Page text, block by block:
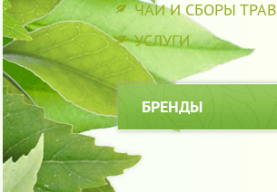
ЧАИ И СБОРЫ ТРАВ
УСЛУГИ
БРЕНДЫ